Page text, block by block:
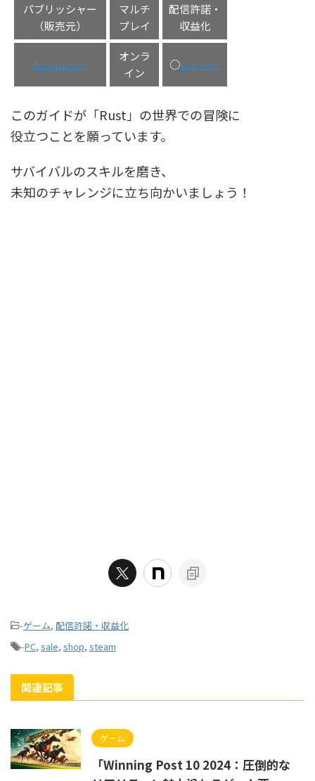
パブリッシャー
（販売元）
マルチ
プレイ
配信許諾・
収益化
facepunch
オンラ
イン
○support
このガイドが「Rust」の世界での冒険に
役立つことを願っています。
サバイバルのスキルを磨き、
未知のチャレンジに立ち向かいましょう！
-ゲーム, 配信許諾・収益化
-PC, sale, shop, steam
関連記事
ゲーム
「Winning Post 10 2024：圧倒的な